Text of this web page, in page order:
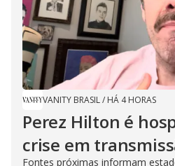
VANITY BRASIL/ HÁ 4 HORAS
Perez Hilton é
crise em
Fontes próximas informam